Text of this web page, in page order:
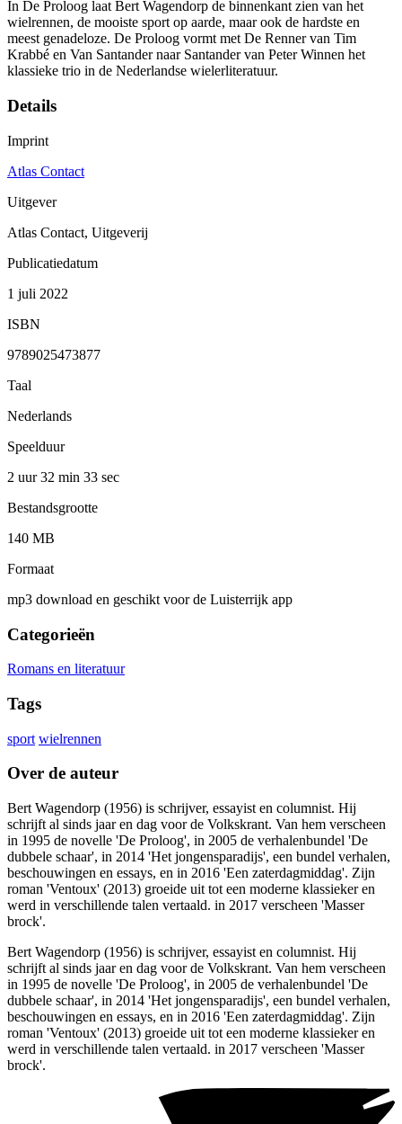
In De Proloog laat Bert Wagendorp de binnenkant zien van het
wielrennen, de mooiste sport op aarde, maar ook de hardste en
meest genadeloze. De Proloog vormt met De Renner van Tim
Krabbé en Van Santander naar Santander van Peter Winnen het
klassieke trio in de Nederlandse wielerliteratuur.
Details
Imprint
Atlas Contact
Uitgever
Atlas Contact, Uitgeverij
Publicatiedatum
1 juli 2022
ISBN
9789025473877
Taal
Nederlands
Speelduur
2 uur 32 min 33 sec
Bestandsgrootte
140 MB
Formaat
mp3 download en geschikt voor de Luisterrijk app
Categorieën
Romans en literatuur
Tags
sport wielrennen
Over de auteur
Bert Wagendorp (1956) is schrijver, essayist en columnist. Hij
schrijft al sinds jaar en dag voor de Volkskrant. Van hem verscheen
in 1995 de novelle 'De Proloog', in 2005 de verhalenbundel 'De
dubbele schaar', in 2014 'Het jongensparadijs', een bundel verhalen,
beschouwingen en essays, en in 2016 'Een zaterdagmiddag'. Zijn
roman 'Ventoux' (2013) groeide uit tot een moderne klassieker en
werd in verschillende talen vertaald. in 2017 verscheen 'Masser
brock'.
Bert Wagendorp (1956) is schrijver, essayist en columnist. Hij
schrijft al sinds jaar en dag voor de Volkskrant. Van hem verscheen
in 1995 de novelle 'De Proloog', in 2005 de verhalenbundel 'De
dubbele schaar', in 2014 'Het jongensparadijs', een bundel verhalen,
beschouwingen en essays, en in 2016 'Een zaterdagmiddag'. Zijn
roman 'Ventoux' (2013) groeide uit tot een moderne klassieker en
werd in verschillende talen vertaald. in 2017 verscheen 'Masser
brock'.